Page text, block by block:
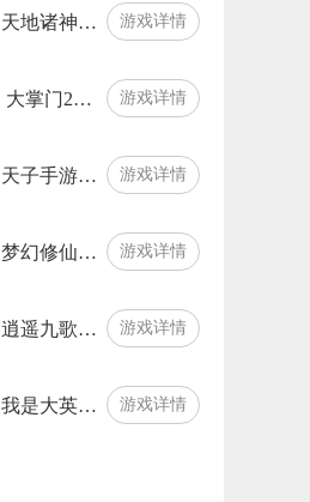
天地诸神… 游戏详情
大掌门2… 游戏详情
天子手游… 游戏详情
梦幻修仙… 游戏详情
逍遥九歌… 游戏详情
我是大英… 游戏详情